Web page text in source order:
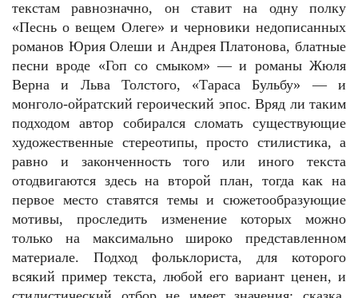
текстам равнозначно, он ставит на одну полку
«Песнь о вещем Олеге» и черновики недописанных
романов Юрия Олеши и Андрея Платонова, блатные
песни вроде «Гоп со смыком» — и романы Жюля
Верна и Льва Толстого, «Тараса Бульбу» — и
монголо-ойратский героический эпос. Вряд ли таким
подходом автор собирался сломать существующие
художественные стереотипы, просто стилистика, а
равно и законченность того или иного текста
отодвигаются здесь на второй план, тогда как на
первое место ставятся темы и сюжетообразующие
мотивы, проследить изменение которых можно
только на максимально широко представленном
материале. Подход фольклориста, для которого
всякий пример текста, любой его вариант ценен, и